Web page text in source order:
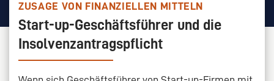
ZUSAGE VON FINANZIELLEN MITTELN
Start-up-Geschäftsführer und die
Insolvenzantragspflicht